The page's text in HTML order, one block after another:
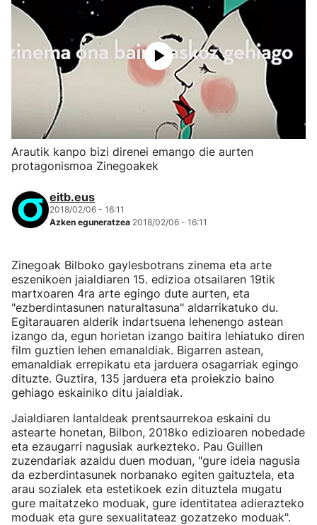
Arautik kanpo bizi direnei emango die aurten
protagonismoa Zinegoakek
eitb.eus
2018/02/06 - 16:11
Azken eguneratzea 2018/02/06 - 16:11
Zinegoak Bilboko gaylesbotrans zinema eta arte
eszenikoen jaialdiaren 15. edizioa otsailaren 19tik
martxoaren 4ra arte egingo dute aurten, eta
"ezberdintasunen naturaltasuna" aldarrikatuko du.
Egitarauaren alderik indartsuena lehenengo astean
izango da, egun horietan izango baitira lehiatuko diren
film guztien lehen emanaldiak. Bigarren astean,
emanaldiak errepikatu eta jarduera osagarriak egingo
dituzte. Guztira, 135 jarduera eta proiekzio baino
gehiago eskainiko ditu jaialdiak.
Jaialdiaren lantaldeak prentsaurrekoa eskaini du
astearte honetan, Bilbon, 2018ko edizioaren nobedade
eta ezaugarri nagusiak aurkezteko. Pau Guillen
zuzendariak azaldu duen moduan, "gure ideia nagusia
da ezberdintasunek norbanako egiten gaituztela, eta
arau sozialek eta estetikoek ezin dituztela mugatu
gure maitatzeko moduak, gure identitatea adierazteko
moduak eta gure sexualitateaz gozatzeko moduak".